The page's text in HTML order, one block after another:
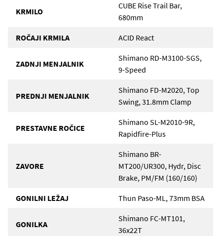
KRMILO
CUBE Rise Trail Bar,
680mm
ROČAJI KRMILA ACID React
ZADNJI MENJALNIK
Shimano RD-M3100-SGS,
9-Speed
PREDNJI MENJALNIK
Shimano FD-M2020, Top
Swing, 31.8mm Clamp
PRESTAVNE ROČICE
Shimano SL-M2010-9R,
Rapidfire-Plus
ZAVORE
Shimano BR-
MT200/UR300, Hydr, Disc
Brake, PM/FM (160/160)
GONILNI LEŽAJ Thun Paso-ML, 73mm BSA
GONILKA
Shimano FC-MT101,
36x22T